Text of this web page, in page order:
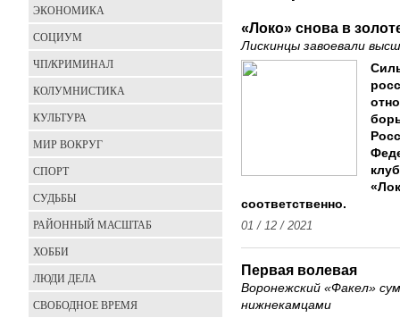
«Локо» снова в
Лискинцы завоевали
соответственно.
01 / 12 / 2021
Первая волевая
Воронежский «Факел»
нижнекамцами
ЭКОНОМИКА
СОЦИУМ
ЧП/КРИМИНАЛ
КОЛУМНИСТИКА
КУЛЬТУРА
МИР ВОКРУГ
СПОРТ
СУДЬБЫ
РАЙОННЫЙ МАСШТАБ
ХОББИ
ЛЮДИ ДЕЛА
СВОБОДНОЕ ВРЕМЯ